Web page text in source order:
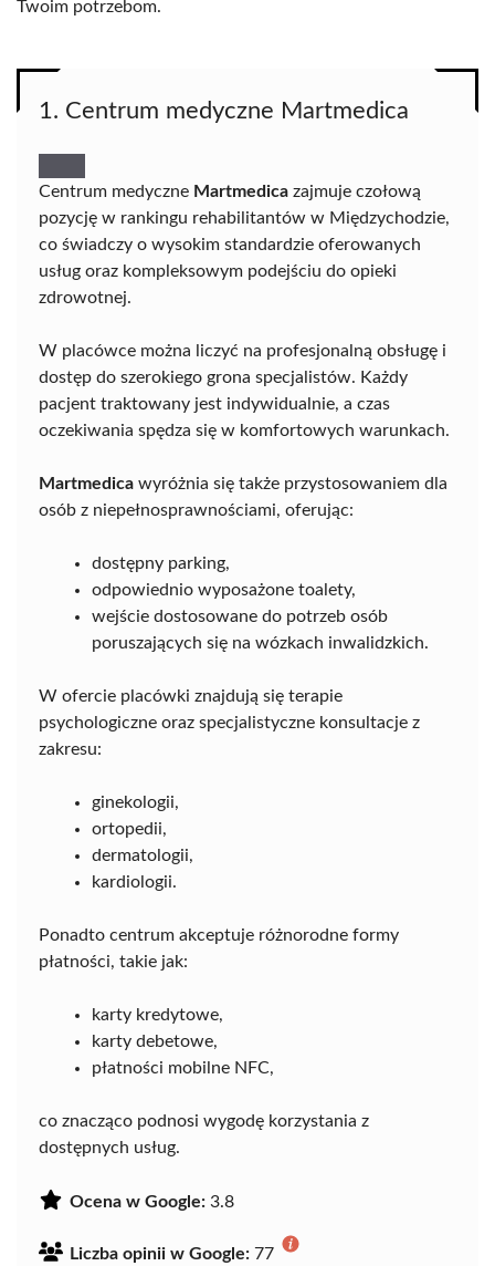
Twoim potrzebom.
1. Centrum medyczne Martmedica
Centrum medyczne Martmedica zajmuje czołową
pozycję w rankingu rehabilitantów w Międzychodzie,
co świadczy o wysokim standardzie oferowanych
usług oraz kompleksowym podejściu do opieki
zdrowotnej.
W placówce można liczyć na profesjonalną obsługę i
dostęp do szerokiego grona specjalistów. Każdy
pacjent traktowany jest indywidualnie, a czas
oczekiwania spędza się w komfortowych warunkach.
Martmedica wyróżnia się także przystosowaniem dla
osób z niepełnosprawnościami, oferując:
dostępny parking,
odpowiednio wyposażone toalety,
wejście dostosowane do potrzeb osób
poruszających się na wózkach inwalidzkich.
W ofercie placówki znajdują się terapie
psychologiczne oraz specjalistyczne konsultacje z
zakresu:
ginekologii,
ortopedii,
dermatologii,
kardiologii.
Ponadto centrum akceptuje różnorodne formy
płatności, takie jak:
karty kredytowe,
karty debetowe,
płatności mobilne NFC,
co znacząco podnosi wygodę korzystania z
dostępnych usług.
Ocena w Google: 3.8
Liczba opinii w Google: 77